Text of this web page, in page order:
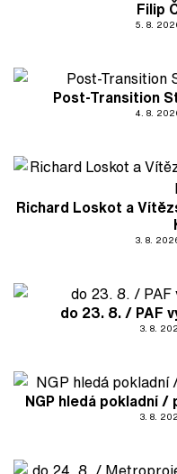
Filip
5. 8.
Post-Transition
4. 8.
Richard Loskot a
3. 8.
do 23. 8. / PAF
3. 8.
NGP hledá pokladní
3. 8.